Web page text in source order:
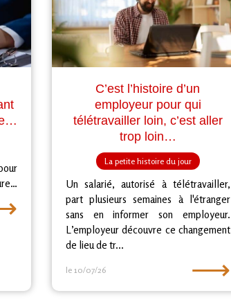
C’est l’histoire d’un
employeur pour qui
télétravailler loin, c’est aller
trop loin…
La petite histoire du jour
Un salarié, autorisé à télétravailler,
part plusieurs semaines à l'étranger
sans en informer son employeur.
L’employeur découvre ce changement
de lieu de tr...
le 10/07/26 ⟶